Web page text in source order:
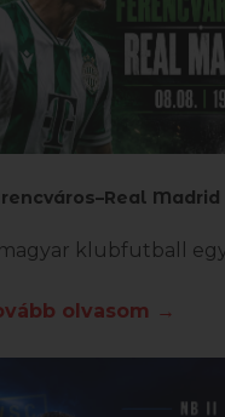
klubfutball
olvasom →